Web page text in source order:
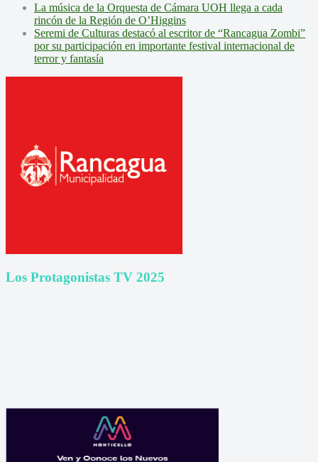
La música de la Orquesta de Cámara UOH llega a cada
rincón de la Región de O’Higgins
Seremi de Culturas destacó al escritor de “Rancagua Zombi”
por su participación en importante festival internacional de
terror y fantasía
Los Protagonistas TV 2025